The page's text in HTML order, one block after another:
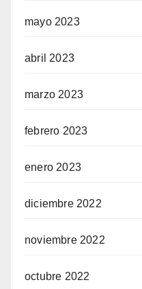
mayo 2023
abril 2023
marzo 2023
febrero 2023
enero 2023
diciembre 2022
noviembre 2022
octubre 2022